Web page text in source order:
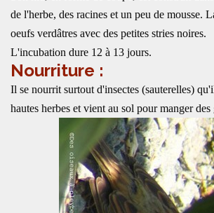
de l'herbe, des racines et un peu de mousse.
oeufs verdâtres avec des petites stries noires.
L'incubation dure 12 à 13 jours.
Nourriture :
Il se nourrit surtout d'insectes (sauterelles)
hautes herbes et vient au sol pour manger des